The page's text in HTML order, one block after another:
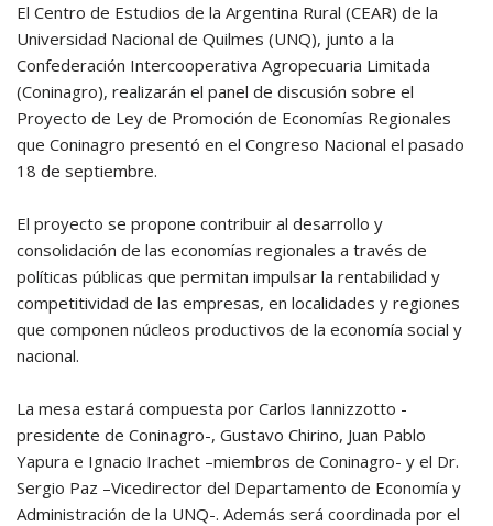
El Centro de Estudios de la Argentina Rural (CEAR) de la
Universidad Nacional de Quilmes (UNQ), junto a la
Confederación Intercooperativa Agropecuaria Limitada
(Coninagro), realizarán el panel de discusión sobre el
Proyecto de Ley de Promoción de Economías Regionales
que Coninagro presentó en el Congreso Nacional el pasado
18 de septiembre.
El proyecto se propone contribuir al desarrollo y
consolidación de las economías regionales a través de
políticas públicas que permitan impulsar la rentabilidad y
competitividad de las empresas, en localidades y regiones
que componen núcleos productivos de la economía social y
nacional.
La mesa estará compuesta por Carlos Iannizzotto -
presidente de Coninagro-, Gustavo Chirino, Juan Pablo
Yapura e Ignacio Irachet –miembros de Coninagro- y el Dr.
Sergio Paz –Vicedirector del Departamento de Economía y
Administración de la UNQ-. Además será coordinada por el